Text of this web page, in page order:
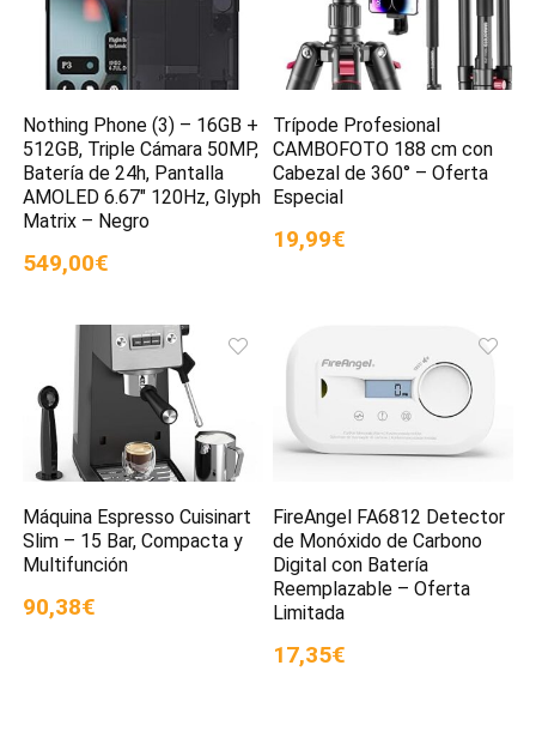
Nothing Phone (3) – 16GB +
512GB, Triple Cámara 50MP,
Batería de 24h, Pantalla
AMOLED 6.67″ 120Hz, Glyph
Matrix – Negro
549,00€
Trípode Profesional
CAMBOFOTO 188 cm con
Cabezal de 360° – Oferta
Especial
19,99€
Máquina Espresso Cuisinart
Slim – 15 Bar, Compacta y
Multifunción
90,38€
FireAngel FA6812 Detector
de Monóxido de Carbono
Digital con Batería
Reemplazable – Oferta
Limitada
17,35€